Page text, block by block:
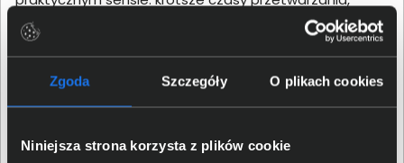
Zgoda Szczegóły O plikach cookies
Niniejsza strona korzysta z plików cookie
płynniejsza praca narzędzi i lepsza responsywność
środowiska.
Najważniejsze parametry techniczne
NVIDIA DLSS to zestaw technologii renderowania